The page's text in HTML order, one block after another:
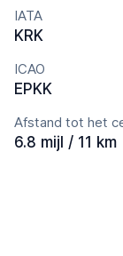
IATA
KRK
ICAO
EPKK
Afstand tot het
6.8 mijl / 11 km